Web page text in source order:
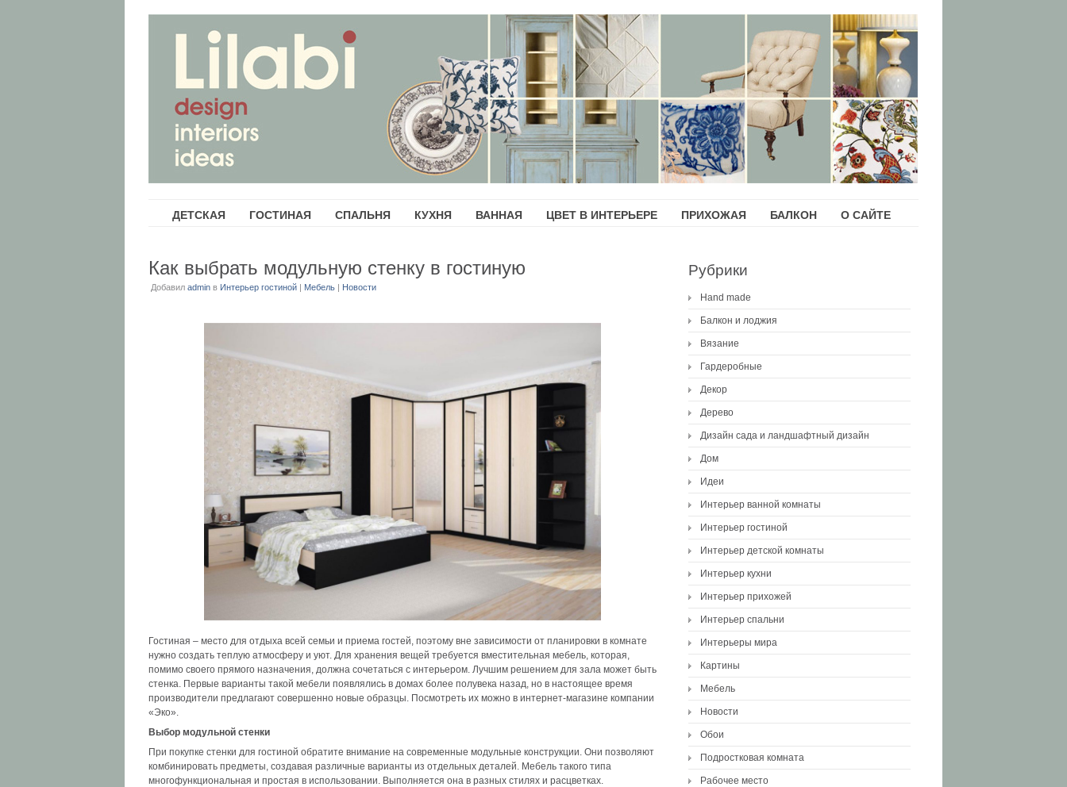
ДЕТСКАЯ ГОСТИНАЯ СПАЛЬНЯ КУХНЯ ВАННАЯ ЦВЕТ В ИНТЕРЬЕРЕ ПРИХОЖАЯ БАЛКОН О САЙТЕ
Как выбрать модульную стенку в гостиную
Добавил admin в Интерьер гостиной | Мебель | Новости
Гостиная – место для отдыха всей семьи и приема гостей, поэтому вне зависимости от планировки в комнате
нужно создать теплую атмосферу и уют. Для хранения вещей требуется вместительная мебель, которая,
помимо своего прямого назначения, должна сочетаться с интерьером. Лучшим решением для зала может быть
стенка. Первые варианты такой мебели появлялись в домах более полувека назад, но в настоящее время
производители предлагают совершенно новые образцы. Посмотреть их можно в интернет-магазине компании
«Эко».
Выбор модульной стенки
При покупке стенки для гостиной обратите внимание на современные модульные конструкции. Они позволяют
комбинировать предметы, создавая различные варианты из отдельных деталей. Мебель такого типа
многофункциональная и простая в использовании. Выполняется она в разных стилях и расцветках.
Рубрики
Hand made
Балкон и лоджия
Вязание
Гардеробные
Декор
Дерево
Дизайн сада и ландшафтный дизайн
Дом
Идеи
Интерьер ванной комнаты
Интерьер гостиной
Интерьер детской комнаты
Интерьер кухни
Интерьер прихожей
Интерьер спальни
Интерьеры мира
Картины
Мебель
Новости
Обои
Подростковая комната
Рабочее место